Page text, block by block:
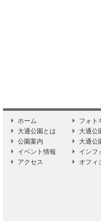
ホーム
大通公園とは
公園案内
イベント情報
アクセス
フォト
大通公
大通公
インフ
オフィ